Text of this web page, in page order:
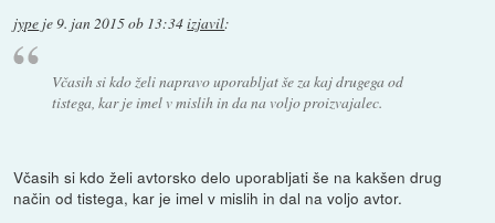
jype je9. jan 2015 ob 13:34izjavil:
Včasih si kdo želi napravo uporabljat še za kaj drugega od
tistega, kar je imel v mislih in da na voljo proizvajalec.
Včasih si kdo želi avtorsko delo uporabljati še na kakšen drug
način od tistega, kar je imel v mislih in dal na voljo avtor.